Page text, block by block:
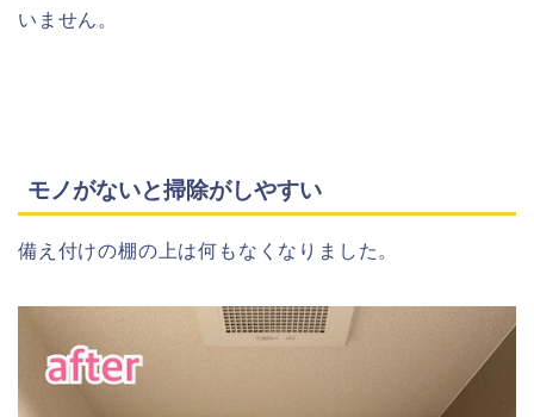
いません。
モノがないと掃除がしやすい
備え付けの棚の上は何もなくなりました。